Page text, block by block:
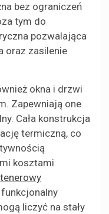
bez ograniczeń
tym do
pozwalająca
oraz zasilenie
okna i drzwi
Zapewniają one
Cała konstrukcja
termiczną, co
kosztami
liczyć na stały